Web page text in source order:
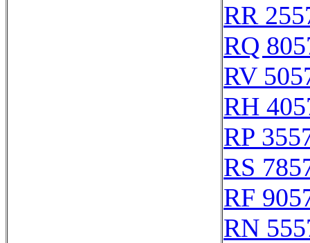
RR
RQ
RV
RH
RP
RS
RF
RN